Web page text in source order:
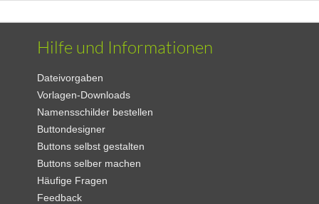
Hilfe und Informationen
Dateivorgaben
Vorlagen-Downloads
Namensschilder bestellen
Buttondesigner
Buttons selbst gestalten
Buttons selber machen
Häufige Fragen
Feedback